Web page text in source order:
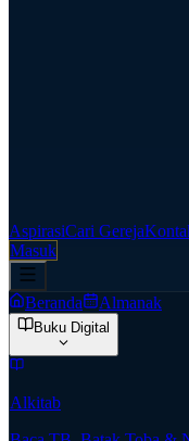
AspirasiCari Gereja
Masuk
Beranda Almanak
Buku Digital
Alkitab